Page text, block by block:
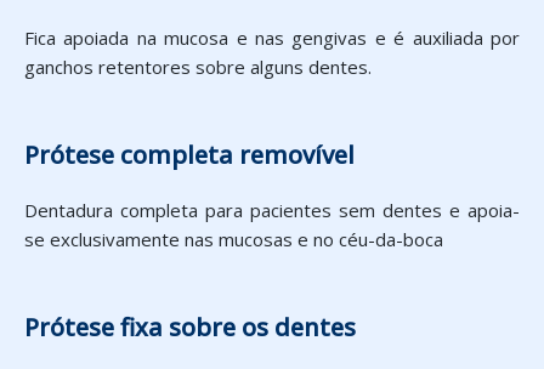
Fica apoiada na mucosa e nas gengivas e é auxiliada por
ganchos retentores sobre alguns dentes.
Prótese completa removível
Dentadura completa para pacientes sem dentes e apoia-
se exclusivamente nas mucosas e no céu-da-boca
Prótese fixa sobre os dentes